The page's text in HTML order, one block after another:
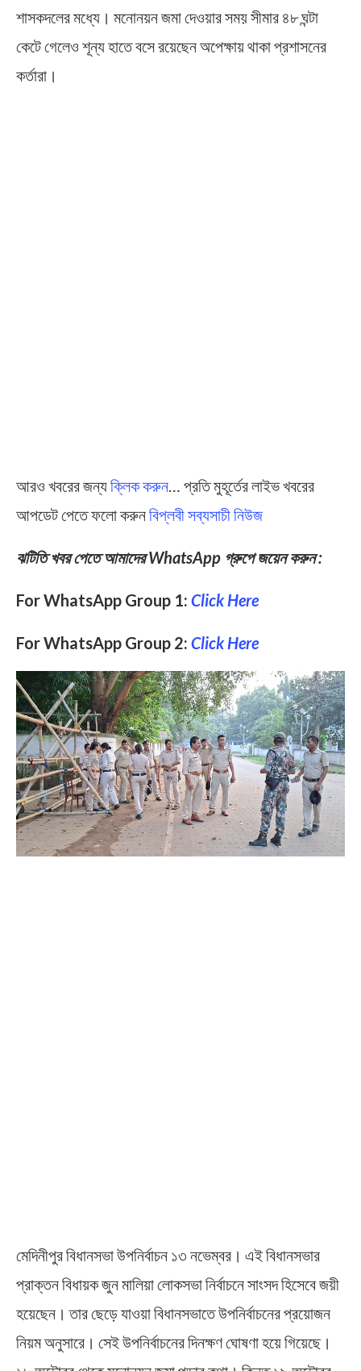
শাসকদলের মধ্যে। মনোনয়ন জমা দেওয়ার সময় সীমার ৪৮ ঘন্টা
কেটে গেলেও শূন্য হাতে বসে রয়েছেন অপেক্ষায় থাকা প্রশাসনের
কর্তারা।
আরও খবরের জন্যক্লিক করুন… প্রতি মুহূর্তের লাইভ খবরের
আপডেট পেতে ফলো করুনবিপ্লবী সব্যসাচী নিউজ
ঝটিতি খবর পেতে আমাদের WhatsApp গ্রুপে জয়েন করুন :
For WhatsApp Group 1: Click Here
For WhatsApp Group 2: Click Here
মেদিনীপুর বিধানসভা উপনির্বাচন ১৩ নভেম্বর। এই বিধানসভার
প্রাক্তন বিধায়ক জুন মালিয়া লোকসভা নির্বাচনে সাংসদ হিসেবে জয়ী
হয়েছেন। তার ছেড়ে যাওয়া বিধানসভাতে উপনির্বাচনের প্রয়োজন
নিয়ম অনুসারে। সেই উপনির্বাচনের দিনক্ষণ ঘোষণা হয়ে গিয়েছে।